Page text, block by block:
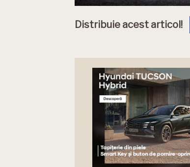
Distribuie acest articol!